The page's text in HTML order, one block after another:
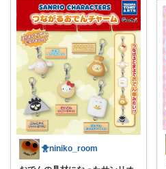
🐥niniko_room